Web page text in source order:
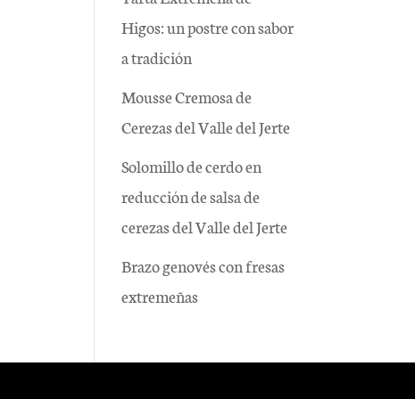
Higos: un postre con sabor
a tradición
Mousse Cremosa de
Cerezas del Valle del Jerte
Solomillo de cerdo en
reducción de salsa de
cerezas del Valle del Jerte
Brazo genovés con fresas
extremeñas